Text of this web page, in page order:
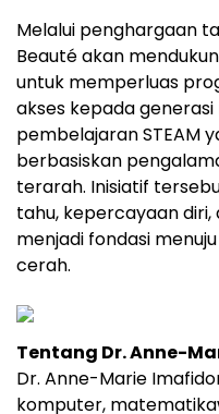
Melalui penghargaan
Beauté akan
untuk memperluas
akses kepada
pembelajaran STEAM
berbasiskan
terarah. Inisiatif
tahu, kepercayaan
menjadi fondasi
cerah.
Tentang Dr. Anne-
Dr. Anne-Marie
komputer,